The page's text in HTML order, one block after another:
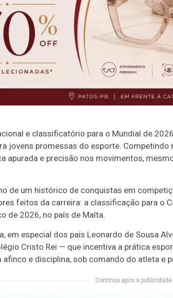
e classificatório para o Mundial de
jovens promessas do esporte.
apurada e precisão nos movimentos,
de um histórico de conquistas em
feitos da carreira: a classificação para o
de 2026, no país de Malta.
em especial dos pais Leonardo de Sousa
Cristo Rei — que incentiva a prática
e disciplina, sob comando do atleta e
Continua após a publicidade